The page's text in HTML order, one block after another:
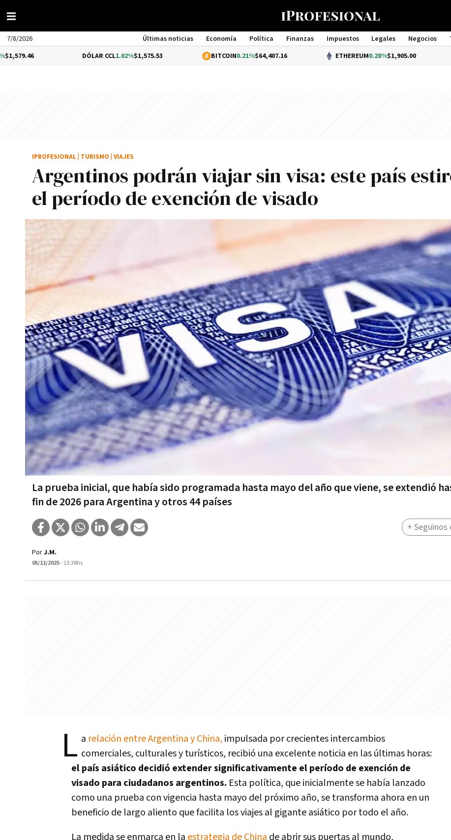
7/8/2026 Últimas noticias Economía Política Finanzas Impuestos Legales Negocios
Management
DÓLAR CCL1.02%$1,575.53 BITCOIN0.21%$64,407.16 ETHEREUM0.28%$1,905.00
Argentinos podrán viajar sin visa: este país
el período de exención de visado
La prueba inicial, que había sido programada hasta mayo del año que viene, se extendió
fin de 2026 para Argentina y otros 44 países
IPROFESIONAL TURISMO VIAJES
PorJ.M.
05/11/2025- 13:38hs
+ Seguinos
L a relación entre Argentina y China, impulsada por crecientes intercambios
comerciales, culturales y turísticos, recibió una excelente noticia en las últimas horas:
el país asiático decidió extender significativamente el período de exención de
visado para ciudadanos argentinos. Esta política, que inicialmente se había lanzado
como una prueba con vigencia hasta mayo del próximo año, se transforma ahora en un
beneficio de largo aliento que facilita los viajes al gigante asiático por todo el año.
La medida se enmarca en la estrategia de China de abrir sus puertas al mundo,